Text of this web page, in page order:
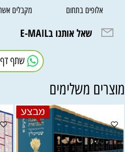
אלופים בתחום מקבלים
שאל אותנו בE-MAIL
שתף דף
משלימים